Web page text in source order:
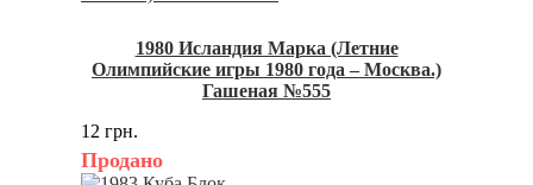
1980 Исландия Марка (Летние
Олимпийские игры 1980 года – Москва.)
Гашеная №555
12 грн.
Продано